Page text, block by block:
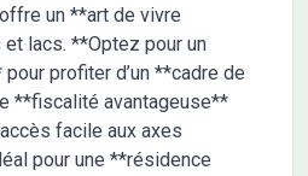
un **art de vivre
lacs. **Optez pour un
profiter d’un **cadre de
**fiscalité avantageuse**
facile aux axes
pour une **résidence